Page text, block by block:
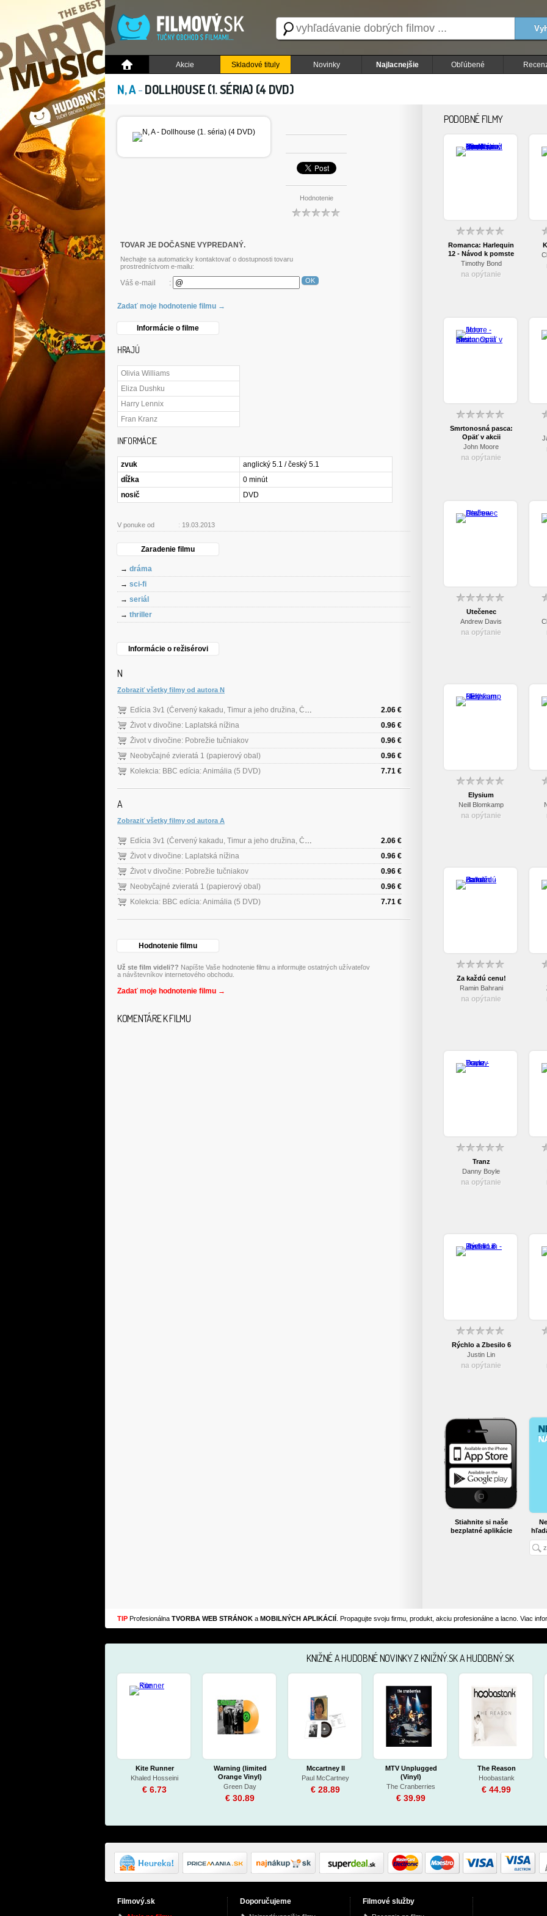
Akcie Skladové tituly Novinky Najlacnejšie Obľúbené
N, A-DOLLHOUSE (1. SÉRIA) (4 DVD)
Hodnotenie
TOVAR JE DOČASNE VYPREDANÝ.
Nechajte sa automaticky kontaktovať o dostupnosti tovaru
prostredníctvom e-mailu:
Váš e-mail : OK
Zadať moje hodnotenie filmu →
Informácie o filme
HRAJÚ
Olivia Williams
Eliza Dushku
Harry Lennix
Fran Kranz
INFORMÁCIE
zvuk
anglický 5.1 / český 5.1
dĺžka
0 minút
nosič
DVD
V ponuke od : 19.03.2013
Zaradenie filmu
→ dráma
→ sci-fi
→ seriál
→ thriller
Informácie o režisérovi
N
Zobraziť všetky filmy od autora N
Edícia 3v1 (Červený kakadu, Timur a jeho družina, Čuk a Gek) (papierový obal)
2.06 €
Život v divočine: Laplatská nížina
0.96 €
Život v divočine: Pobrežie tučniakov
0.96 €
Neobyčajné zvieratá 1 (papierový obal)
0.96 €
Kolekcia: BBC edícia: Animália (5 DVD)
7.71 €
A
Zobraziť všetky filmy od autora A
Edícia 3v1 (Červený kakadu, Timur a jeho družina, Čuk a Gek) (papierový obal)
2.06 €
Život v divočine: Laplatská nížina
0.96 €
Život v divočine: Pobrežie tučniakov
0.96 €
Neobyčajné zvieratá 1 (papierový obal)
0.96 €
Kolekcia: BBC edícia: Animália (5 DVD)
7.71 €
Hodnotenie filmu
Už ste film videli?? Napíšte Vaše hodnotenie filmu a informujte ostatných užívateľov
a návštevníkov internetového obchodu.
Zadať moje hodnotenie filmu →
KOMENTÁRE K FILMU
PODOBNÉ FILMY
Romanca: Harlequin
12 - Návod k pomste
(papierový obal)
Timothy Bond
na opýtanie
Smrtonosná pasca:
Opäť v akcii
John Moore
na opýtanie
Utečenec
Andrew Davis
na opýtanie
Elysium
Neill Blomkamp
na opýtanie
Za každú cenu!
Ramin Bahrani
na opýtanie
Tranz
Danny Boyle
na opýtanie
Rýchlo a Zbesilo 6
Justin Lin
na opýtanie
Stiahnite si naše
bezplatné aplikácie
TIP Profesionálna TVORBA WEB STRÁNOK a MOBILNÝCH APLIKÁCIÍ . Propagujte svoju firmu, produkt, akciu profesionálne a lacno. Viac
KNIŽNÉ A HUDOBNÉ NOVINKY Z KNIŽNÝ.SK A HUDOBNÝ.SK
Kite Runner
Khaled Hosseini
€ 6.73
Warning (limited
Orange Vinyl)
Green Day
€ 30.89
Mccartney II
Paul McCartney
€ 28.89
MTV Unplugged
(Vinyl)
The Cranberries
€ 39.99
The Reason
Hoobastank
€ 44.99
Filmový.sk Doporučujeme Filmové služby